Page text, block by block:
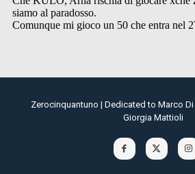
Zerocinquantuno | Dedicated to Marco
Giorgia Mattioli